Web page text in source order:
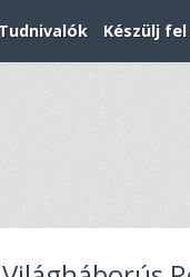
Tudnivalók Készülj